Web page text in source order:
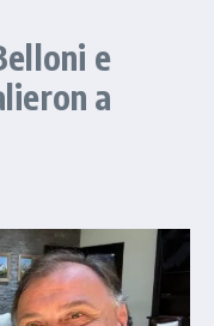
e
a